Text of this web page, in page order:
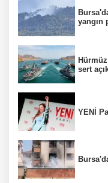
yangın
Hürmüz
sert
YENİ